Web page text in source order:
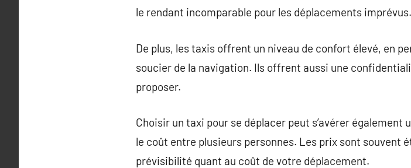
le rendant incomparable pour les déplacements imprévus.
De plus, les taxis offrent un niveau de confort élevé, en
soucier de la navigation. Ils offrent aussi une
proposer.
Choisir un taxi pour se déplacer peut s’avérer
le coût entre plusieurs personnes. Les prix sont souvent
prévisibilité quant au coût de votre déplacement.